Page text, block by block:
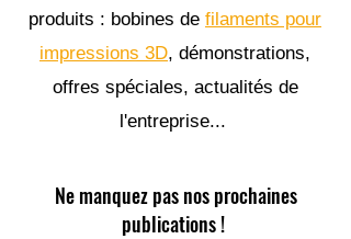
produits : bobines de filaments pour
impressions 3D, démonstrations,
offres spéciales, actualités de
l'entreprise...
Ne manquez pas nos prochaines
publications !